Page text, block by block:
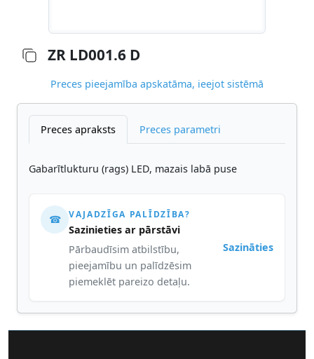
ZR LD001.6 D
Preces pieejamība apskatāma, ieejot sistēmā
Preces apraksts Preces parametri
Gabarītlukturu (rags) LED, mazais labā puse
☎ VAJADZĪGA PALĪDZĪBA?
Sazinieties ar pārstāvi
Pārbaudīsim atbilstību,
pieejamību un palīdzēsim
piemeklēt pareizo detaļu.
Sazināties